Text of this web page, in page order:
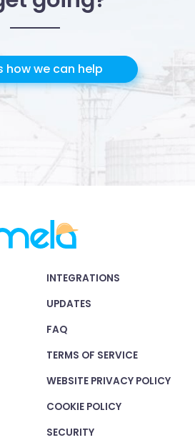
how we can help
INTEGRATIONS
UPDATES
FAQ
TERMS OF SERVICE
WEBSITE PRIVACY POLICY
COOKIE POLICY
SECURITY